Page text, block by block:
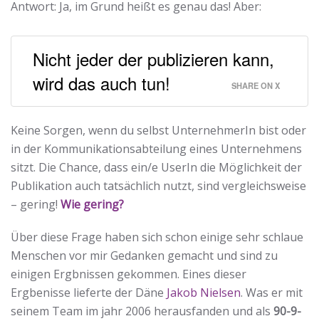
Antwort: Ja, im Grund heißt es genau das! Aber:
Nicht jeder der publizieren kann,
wird das auch tun!
SHARE ON X
Keine Sorgen, wenn du selbst UnternehmerIn bist oder
in der Kommunikationsabteilung eines Unternehmens
sitzt. Die Chance, dass ein/e UserIn die Möglichkeit der
Publikation auch tatsächlich nutzt, sind vergleichsweise
– gering! Wie gering?
Über diese Frage haben sich schon einige sehr schlaue
Menschen vor mir Gedanken gemacht und sind zu
einigen Ergbnissen gekommen. Eines dieser
Ergbenisse lieferte der Däne Jakob Nielsen. Was er mit
seinem Team im jahr 2006 herausfanden und als 90-9-